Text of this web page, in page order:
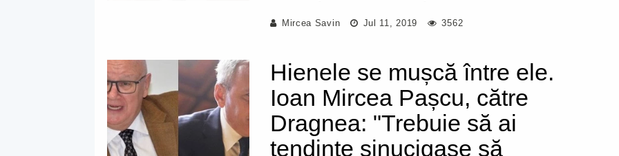
Mircea Savin Jul 11, 2019 3562
Hienele se mușcă între ele.
Ioan Mircea Pașcu, către
Dragnea: "Trebuie să ai
tendințe sinucigașe să